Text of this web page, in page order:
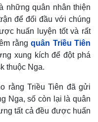
trường
Giá vàng
dùng
giá
khoán
những quân nhân thiện
để đối đầu với chúng
huấn luyện tốt và rất
rằngquân Triều Tiên
xung kích để đột phá
thuộc Nga.
rằng Triều Tiên đã gửi
Nga, số còn lại là quân
tất cả đều được huấn